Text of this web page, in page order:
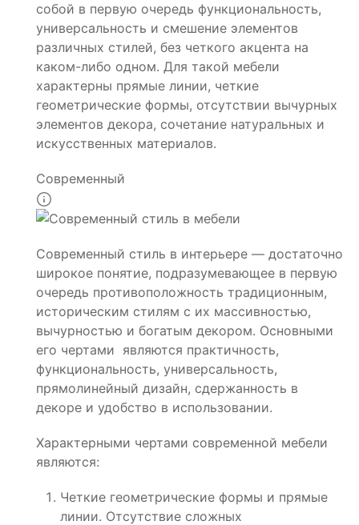
собой в первую очередь функциональность,
универсальность и смешение элементов
различных стилей, без четкого акцента на
каком-либо одном. Для такой мебели
характерны прямые линии, четкие
геометрические формы, отсутствии вычурных
элементов декора, сочетание натуральных и
искусственных материалов.
Современный
Современный стиль в интерьере — достаточно
широкое понятие, подразумевающее в первую
очередь противоположность традиционным,
историческим стилям с их массивностью,
вычурностью и богатым декором. Основными
его чертами являются практичность,
функциональность, универсальность,
прямолинейный дизайн, сдержанность в
декоре и удобство в использовании.
Характерными чертами современной мебели
являются:
Четкие геометрические формы и прямые
линии. Отсутствие сложных